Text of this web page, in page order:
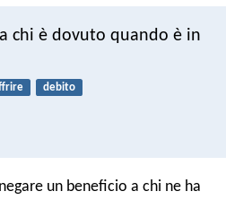
chi è dovuto quando è in
debito
un beneficio a chi ne ha